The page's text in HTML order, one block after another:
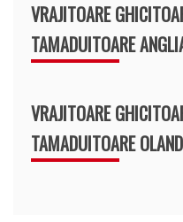
VRAJITOARE
TAMADUITOARE
VRAJITOARE
TAMADUITOARE